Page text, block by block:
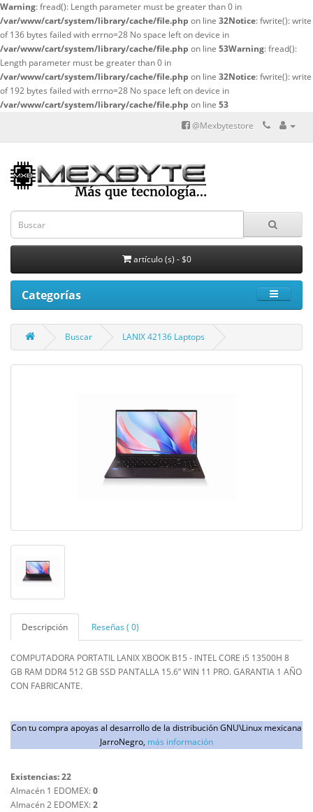
Warning: fread(): Length parameter must be greater than 0 in
/var/www/cart/system/library/cache/file.php on line 32Notice: fwrite(): write
of 136 bytes failed with errno=28 No space left on device in
/var/www/cart/system/library/cache/file.php on line 53Warning: fread():
Length parameter must be greater than 0 in
/var/www/cart/system/library/cache/file.php on line 32Notice: fwrite(): write
of 192 bytes failed with errno=28 No space left on device in
/var/www/cart/system/library/cache/file.php on line 53
@Mexbytestore
artículo (s) - $0
Categorías
Buscar LANIX 42136 Laptops
Descripción Reseñas ( 0)
COMPUTADORA PORTATIL LANIX XBOOK B15 - INTEL CORE i5 13500H 8
GB RAM DDR4 512 GB SSD PANTALLA 15.6” WIN 11 PRO. GARANTIA 1 AÑO
CON FABRICANTE.
Con tu compra apoyas al desarrollo de la distribución GNU\Linux mexicana
JarroNegro, más información
Existencias: 22
Almacén 1 EDOMEX:0
Almacén 2 EDOMEX:2